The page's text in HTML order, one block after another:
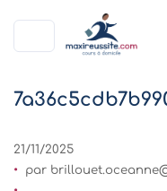
21/11/2025
par